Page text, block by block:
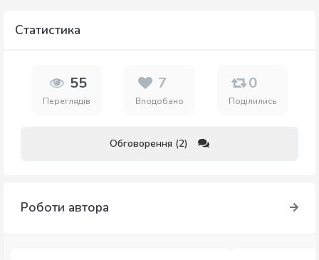
Статистика
55
Переглядів
7
Вподобано
0
Поділились
Обговорення (2)
Роботи автора